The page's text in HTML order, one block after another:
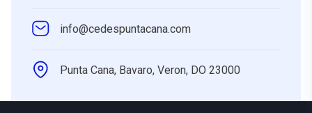
info@cedespuntacana.com
Punta Cana, Bavaro, Veron, DO 23000